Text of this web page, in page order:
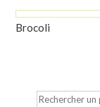
Brocoli